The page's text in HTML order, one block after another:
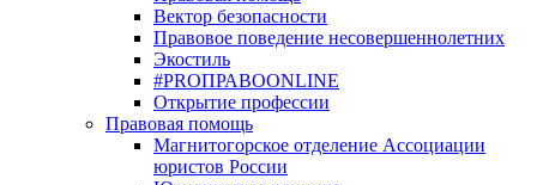
Вектор безопасности
Правовое поведение несовершеннолетних
Экостиль
#PROПРАВОONLINE
Открытие профессии
Правовая помощь
Магнитогорское отделение Ассоциации
юристов России